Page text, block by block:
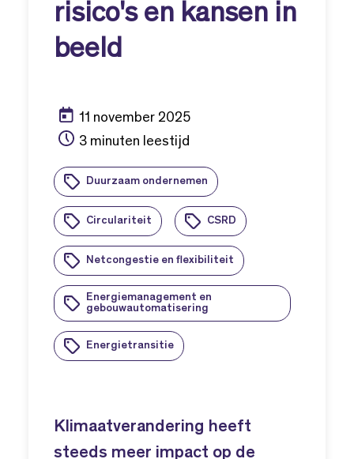
risico's en kansen in
beeld
11 november 2025
3 minuten leestijd
Duurzaam ondernemen
Circulariteit CSRD
Netcongestie en flexibiliteit
Energiemanagement en
gebouwautomatisering
Energietransitie
Klimaatverandering heeft
steeds meer impact op de